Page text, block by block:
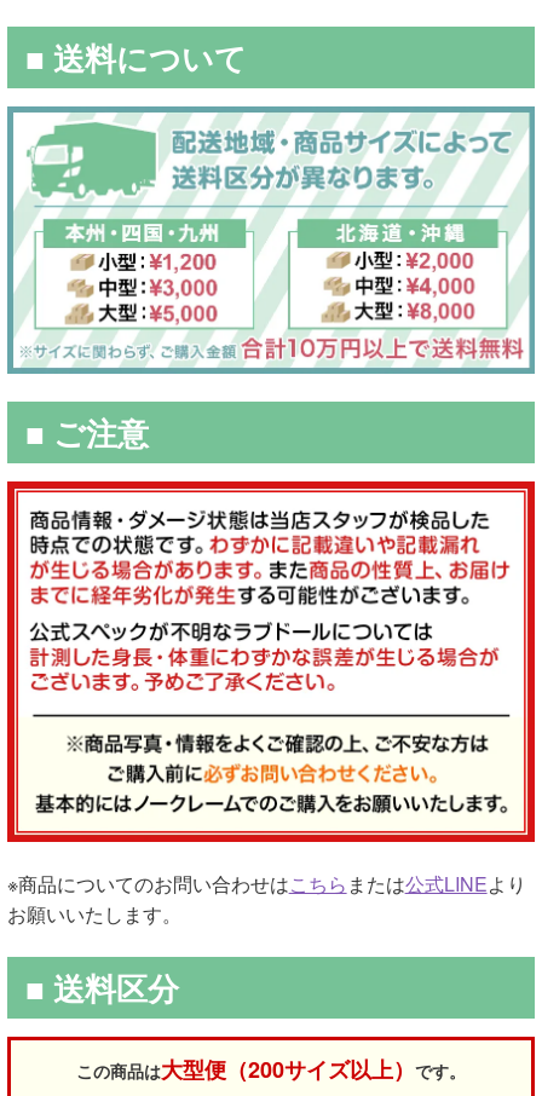
■ 送料について
■ ご注意
※商品についてのお問い合わせはこちら または公式LINEより
お願いいたします。
■ 送料区分
この商品は大型便（200サイズ以上） です。